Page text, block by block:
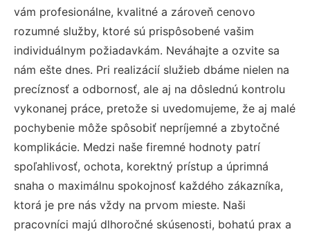
vám profesionálne, kvalitné a zároveň cenovo
rozumné služby, ktoré sú prispôsobené vašim
individuálnym požiadavkám. Neváhajte a ozvite sa
nám ešte dnes. Pri realizácií služieb dbáme nielen na
precíznosť a odbornosť, ale aj na dôslednú kontrolu
vykonanej práce, pretože si uvedomujeme, že aj malé
pochybenie môže spôsobiť nepríjemné a zbytočné
komplikácie. Medzi naše firemné hodnoty patrí
spoľahlivosť, ochota, korektný prístup a úprimná
snaha o maximálnu spokojnosť každého zákazníka,
ktorá je pre nás vždy na prvom mieste. Naši
pracovníci majú dlhoročné skúsenosti, bohatú prax a